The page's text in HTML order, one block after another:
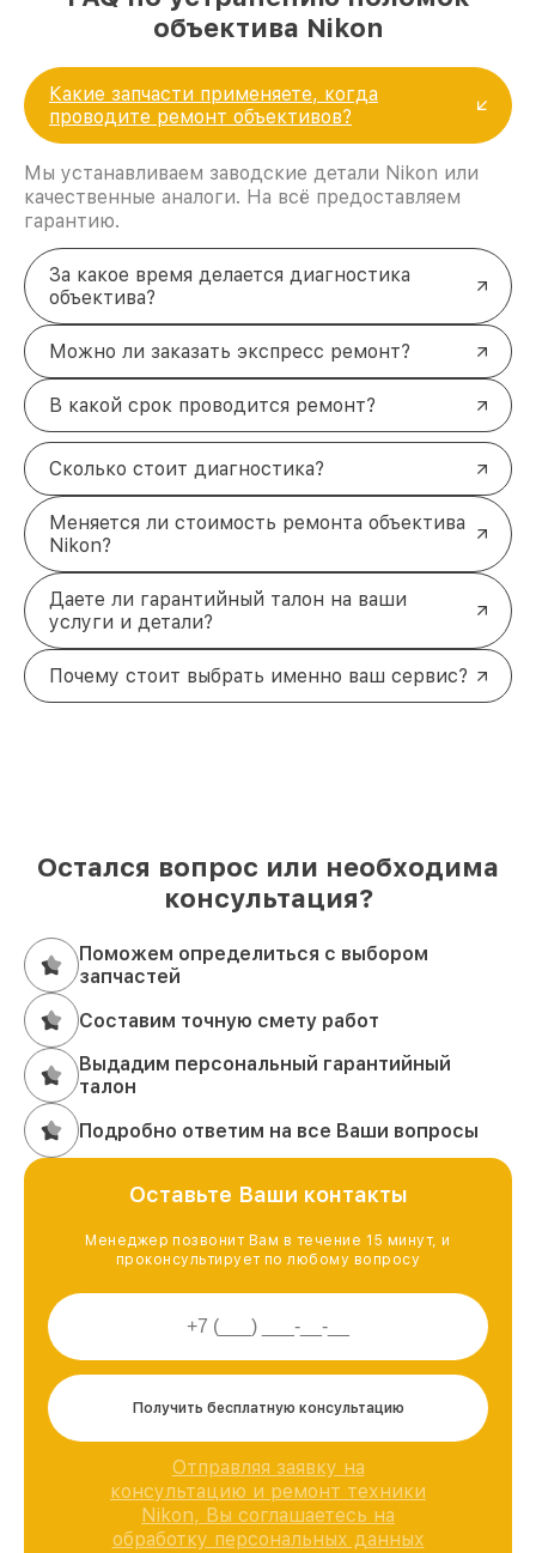
объектива Nikon
Какие запчасти применяете, когда
проводите ремонт объективов?
Мы устанавливаем заводские детали Nikon или
качественные аналоги. На всё предоставляем
гарантию.
За какое время делается диагностика
объектива?
Можно ли заказать экспресс ремонт?
В какой срок проводится ремонт?
Сколько стоит диагностика?
Меняется ли стоимость ремонта объектива
Nikon?
Даете ли гарантийный талон на ваши
услуги и детали?
Почему стоит выбрать именно ваш сервис?
Остался вопрос или необходима
консультация?
Поможем определиться с выбором
запчастей
Составим точную смету работ
Выдадим персональный гарантийный
талон
Подробно ответим на все Ваши вопросы
Оставьте Ваши контакты
Менеджер позвонит Вам в течение 15 минут, и
проконсультирует по любому вопросу
Получить бесплатную консультацию
Отправляя заявку на
консультацию и ремонт техники
Nikon, Вы соглашаетесь на
обработку персональных данных